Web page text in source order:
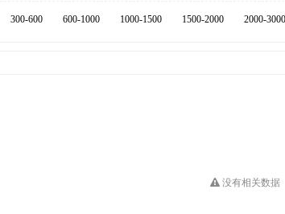
300-600 600-1000 1000-1500 1500-2000 2000-3000
没有相关数据